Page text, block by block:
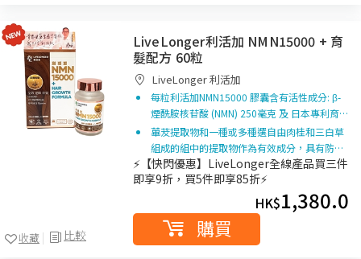
比較
收藏
LiveLonger利活加 NMN15000 + 育
髮配方 60粒
LiveLonger 利活加
每粒利活加NMN15000 膠囊含有活性成分: β-
煙酰胺核苷酸 (NMN) 250毫克 及 日本專利育…
蓽茇提取物和一種或多種選自由肉桂和三白草
組成的組中的提取物作為有效成分，具有防…
⚡【快閃優惠】LiveLonger全線產品買三件
即享9折，買5件即享85折⚡
HK$1,380.0
購買